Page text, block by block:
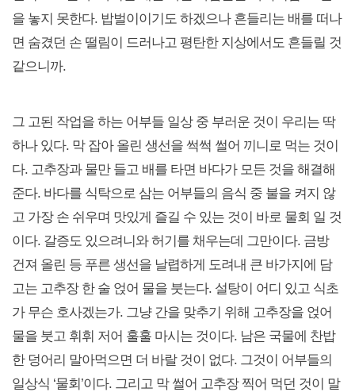
을 놓지 못한다. 밥벌이이기도 하겠으나 흔들리는 배를 떠나
면 숨겼던 손 떨림이 드러나고 평탄한 지상에서도 흔들릴 것
같으니까.
그 고된 작업을 하는 어부들 일상 중 부러운 것이 우리는 딱
하나 있다. 막 잡아 올린 생선을 썩썩 썰어 끼니로 먹는 것이
다. 고추장과 물만 들고 배를 타면 바다가 모든 것을 해결해
준다. 바다를 식탁으로 삼는 어부들의 음식 중 불을 켜지 않
고 가장 손 쉬우며 맛있게 즐길 수 있는 것이 바로 물회 일 것
이다. 갈증도 있으려니와 허기를 채우는데 그만이다. 금방
건져 올린 등 푸른 생선을 날렵하게 도려내 큰 바가지에 담
고는 고추장 한 술 얹어 물을 붓는다. 설탕이 어디 있고 식초
가 무슨 호사겠는가. 그냥 간을 맞추기 위해 고추장을 얹어
물을 붓고 휘휘 저어 훌훌 마시는 것이다. 남은 국물에 찬밥
한 덩어리 말아먹으면 더 바랄 것이 없다. 그것이 어부들의
일상식 ‘물회’이다. 그리고 막 썰어 고추장 찍어 먹던 것이 말